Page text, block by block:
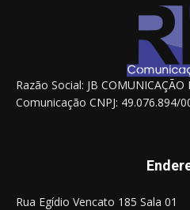
Razão Social: JB
Comunicação CNPJ: 49.076.894/
Rua Egídio Vencato 185 Sala 01